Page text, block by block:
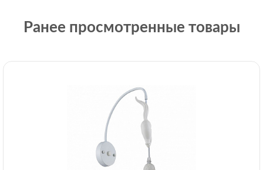
Ранее просмотренные товары